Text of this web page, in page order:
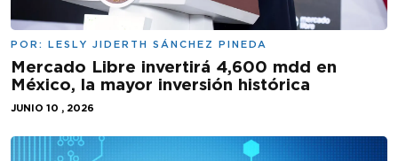
POR: LESLY JIDERTH SÁNCHEZ PINEDA
Mercado Libre invertirá 4,600 mdd en
México, la mayor inversión histórica
JUNIO 10 , 2026